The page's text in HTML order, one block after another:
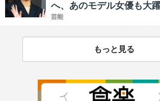
へ、あのモデル女優も大
芸能
もっと見る